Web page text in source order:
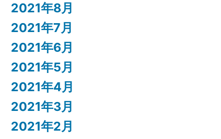
2021年8月
2021年7月
2021年6月
2021年5月
2021年4月
2021年3月
2021年2月